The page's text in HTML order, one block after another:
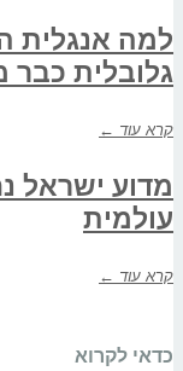
למה אנגלית
גלובלית כבר
קרא עוד ←
מדוע ישראל
עולמית
קרא עוד ←
כדאי לקרוא